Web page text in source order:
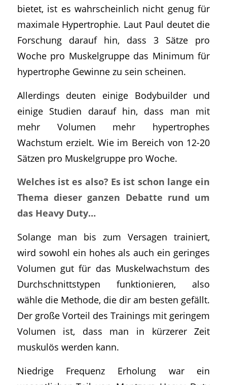
bietet, ist es wahrscheinlich nicht genug für
maximale Hypertrophie. Laut Paul deutet die
Forschung darauf hin, dass 3 Sätze pro
Woche pro Muskelgruppe das Minimum für
hypertrophe Gewinne zu sein scheinen.
Allerdings deuten einige Bodybuilder und
einige Studien darauf hin, dass man mit
mehr Volumen mehr hypertrophes
Wachstum erzielt. Wie im Bereich von 12-20
Sätzen pro Muskelgruppe pro Woche.
Welches ist es also? Es ist schon lange ein
Thema dieser ganzen Debatte rund um
das Heavy Duty…
Solange man bis zum Versagen trainiert,
wird sowohl ein hohes als auch ein geringes
Volumen gut für das Muskelwachstum des
Durchschnittstypen funktionieren, also
wähle die Methode, die dir am besten gefällt.
Der große Vorteil des Trainings mit geringem
Volumen ist, dass man in kürzerer Zeit
muskulös werden kann.
Niedrige Frequenz Erholung war ein